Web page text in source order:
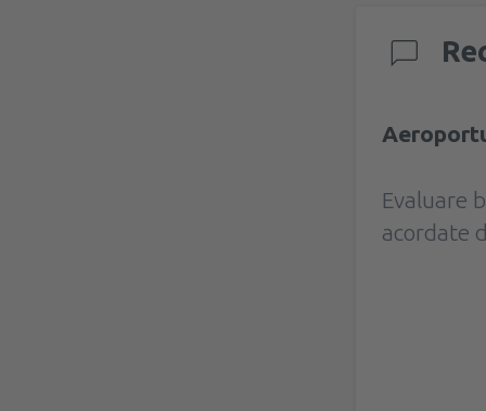
Evaluare
acordate